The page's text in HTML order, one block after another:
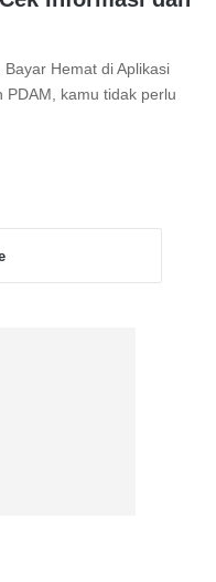
Hemat di Aplikasi
PDAM, kamu tidak perlu